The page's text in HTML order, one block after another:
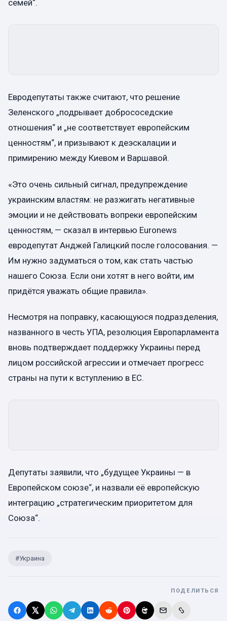
семей“.
Евродепутаты также считают, что решение
Зеленского „подрывает добрососедские
отношения“ и „не соответствует европейским
ценностям“, и призывают к деэскалации и
примирению между Киевом и Варшавой.
«Это очень сильный сигнал, предупреждение
украинским властям: не разжигать негативные
эмоции и не действовать вопреки европейским
ценностям, — сказал в интервью Euronews
евродепутат Анджей Галицкий после голосования. —
Им нужно задуматься о том, как стать частью
нашего Союза. Если они хотят в него войти, им
придётся уважать общие правила».
Несмотря на поправку, касающуюся подразделения,
названного в честь УПА, резолюция Европарламента
вновь подтверждает поддержку Украины перед
лицом российской агрессии и отмечает прогресс
страны на пути к вступлению в ЕС.
Депутаты заявили, что „будущее Украины — в
Европейском союзе“, и назвали её европейскую
интеграцию „стратегическим приоритетом для
Союза“.
#Украина
ПОДЕЛИТЬСЯ